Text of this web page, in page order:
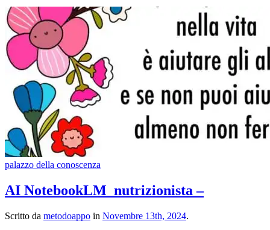
palazzo della conoscenza
AI NotebookLM nutrizionista –
Scritto da metodoappo in Novembre 13th, 2024.